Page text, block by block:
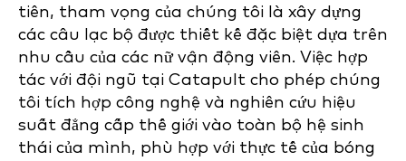
tiên, tham vọng của chúng tôi là xây dựng
các câu lạc bộ được thiết kế đặc biệt dựa trên
nhu cầu của các nữ vận động viên. Việc hợp
tác với đội ngũ tại Catapult cho phép chúng
tôi tích hợp công nghệ và nghiên cứu hiệu
suất đẳng cấp thế giới vào toàn bộ hệ sinh
thái của mình, phù hợp với thực tế của bóng